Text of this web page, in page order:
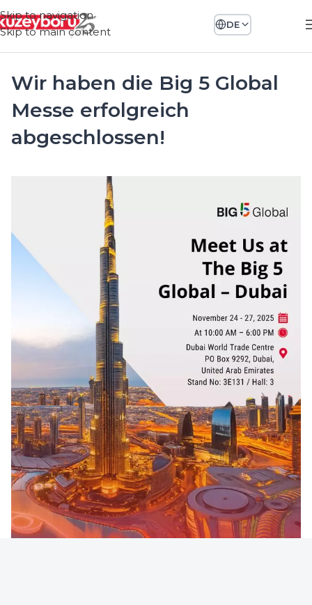
Skip to navigation
Skip to main content
DE
Wir haben die Big 5 Global
Messe erfolgreich
abgeschlossen!